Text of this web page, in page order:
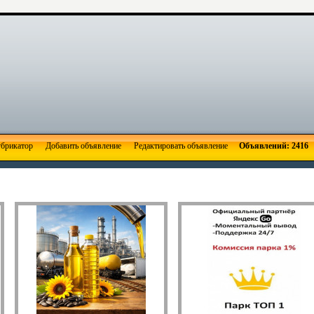
Добавить объявление Редактировать объявление Объявлений: 2416